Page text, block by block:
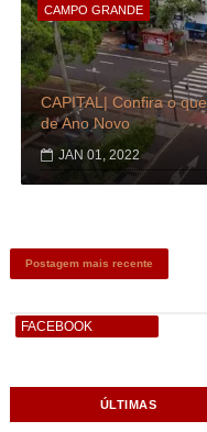
CAMPO GRANDE
CAPITAL| Confira o
de Ano Novo
JAN 01, 2022
Postagem mais recente
FACEBOOK
ÚLTIMAS